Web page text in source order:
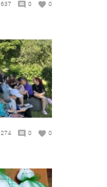
637 0 0
274 0 0